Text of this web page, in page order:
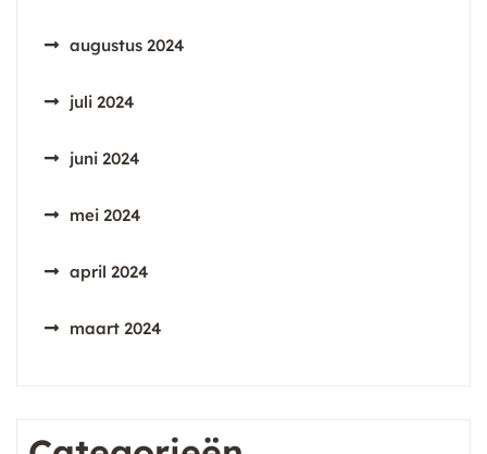
augustus 2024
juli 2024
juni 2024
mei 2024
april 2024
maart 2024